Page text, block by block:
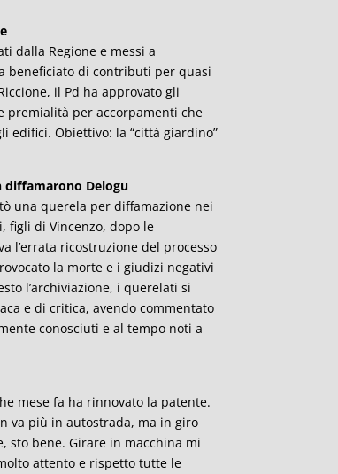
dalla Regione e messi a
beneficiato di contributi per quasi
il Pd ha approvato gli
premialità per accorpamenti che
edifici. Obiettivo: la “città giardino”
diffamarono Delogu
una querela per diffamazione nei
figli di Vincenzo, dopo le
l’errata ricostruzione del processo
la morte e i giudizi negativi
l’archiviazione, i querelati si
e di critica, avendo commentato
conosciuti e al tempo noti a
mese fa ha rinnovato la patente.
va più in autostrada, ma in giro
sto bene. Girare in macchina mi
attento e rispetto tutte le